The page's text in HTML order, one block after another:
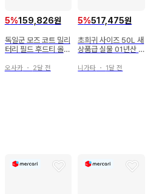
5%159,826원
독일군 모즈 코트 밀리
터리 필드 후드티 올리
오사카・ 2달 전
5%517,475원
초희귀 사이즈 50L 새
상품급 실물 01년산 U
랙
니가타 ・ 1달 전